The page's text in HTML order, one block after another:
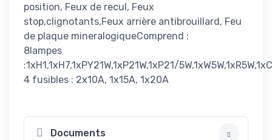
position, Feux de recul, Feux
stop,clignotants,Feux arrière antibrouillard, Feu
de plaque mineralogiqueComprend :
8lampes
:1xH1,1xH7,1xPY21W,1xP21W,1xP21/
4 fusibles : 2x10A, 1x15A, 1x20A
Documents